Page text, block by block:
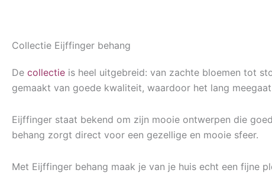
Collectie Eijffinger behang
De collectie is heel uitgebreid: van zachte bloemen tot
gemaakt van goede kwaliteit, waardoor het lang
Eijffinger staat bekend om zijn mooie ontwerpen die
behang zorgt direct voor een gezellige en mooie sfeer.
Met Eijffinger behang maak je van je huis echt een fijne